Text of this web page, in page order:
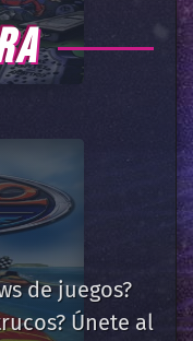
de juegos?
Únete al